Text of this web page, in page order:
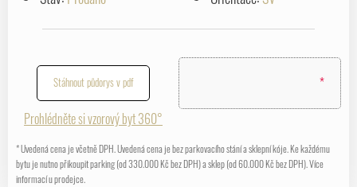
Stáhnout půdorys v pdf
Prohlédněte si vzorový byt 360°
*
* Uvedená cena je včetně DPH. Uvedená cena je bez parkovacího stání a sklepní kóje. Ke každému
bytu je nutno přikoupit parking (od 330.000 Kč bez DPH) a sklep (od 60.000 Kč bez DPH). Více
informací u prodejce.